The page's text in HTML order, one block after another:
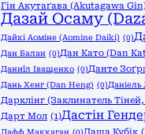
Гін Акутаґава (Akutagawa
Дазай Осаму
Дайкі Аоміне (Aomine Daiki) (0)
Дан Балан (0)Дан Като (Dan
Даниїл Іващенко (0)Данте
Дань Хенг (Dan Heng) (0)Даніель
Дарклінг (Заклинатель
Дарт Мол (1)Дастін
Дафф Маккаган (0)